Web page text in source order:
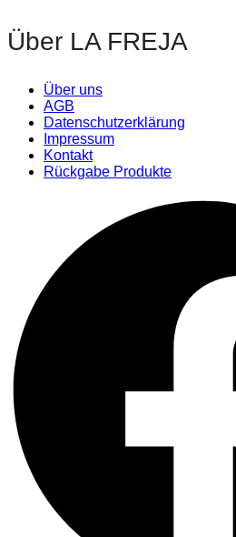
Über LA FREJA
Über uns
AGB
Datenschutzerklärung
Impressum
Kontakt
Rückgabe Produkte